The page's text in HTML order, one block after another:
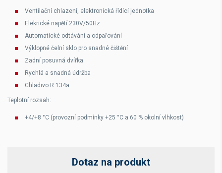
Ventilační chlazení, elektronická řídící jednotka
Elekrické napětí 230V/50Hz
Automatické odtávání a odpařování
Výklopné čelní sklo pro snadné čištění
Zadní posuvná dvířka
Rychlá a snadná údržba
Chladivo R 134a
Teplotní rozsah:
+4/+8 °C (provozní podmínky +25 °C a 60 % okolní vlhkost)
Dotaz na produkt